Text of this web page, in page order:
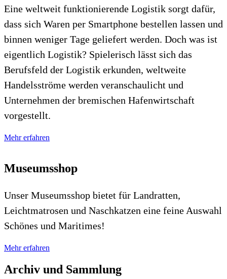
Eine weltweit funktionierende Logistik sorgt dafür,
dass sich Waren per Smartphone bestellen lassen und
binnen weniger Tage geliefert werden. Doch was ist
eigentlich Logistik? Spielerisch lässt sich das
Berufsfeld der Logistik erkunden, weltweite
Handelsströme werden veranschaulicht und
Unternehmen der bremischen Hafenwirtschaft
vorgestellt.
Mehr erfahren
Museumsshop
Unser Museumsshop bietet für Landratten,
Leichtmatrosen und Naschkatzen eine feine Auswahl
Schönes und Maritimes!
Mehr erfahren
Archiv und Sammlung